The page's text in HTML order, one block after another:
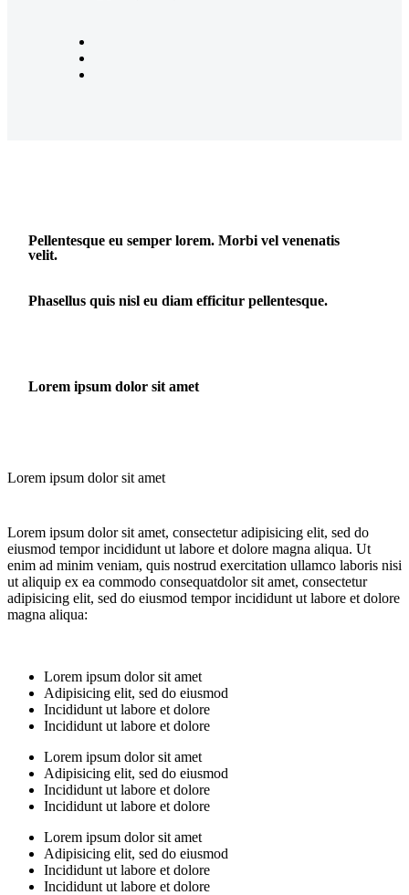
Pellentesque eu semper lorem. Morbi vel venenatis
velit.
Phasellus quis nisl eu diam efficitur pellentesque.
Lorem ipsum dolor sit amet
Lorem ipsum dolor sit amet
Lorem ipsum dolor sit amet, consectetur adipisicing elit, sed do
eiusmod tempor incididunt ut labore et dolore magna aliqua. Ut
enim ad minim veniam, quis nostrud exercitation ullamco laboris nisi
ut aliquip ex ea commodo consequatdolor sit amet, consectetur
adipisicing elit, sed do eiusmod tempor incididunt ut labore et dolore
magna aliqua:
Lorem ipsum dolor sit amet
Adipisicing elit, sed do eiusmod
Incididunt ut labore et dolore
Incididunt ut labore et dolore
Lorem ipsum dolor sit amet
Adipisicing elit, sed do eiusmod
Incididunt ut labore et dolore
Incididunt ut labore et dolore
Lorem ipsum dolor sit amet
Adipisicing elit, sed do eiusmod
Incididunt ut labore et dolore
Incididunt ut labore et dolore